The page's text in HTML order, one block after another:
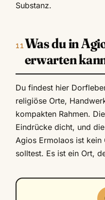
Substanz.
Was du in
erwarten
Du findest hier
religiöse Orte,
kompakten Rahmen.
Eindrücke dicht, und
Agios Ermolaos ist kein
solltest. Es ist ein Ort,